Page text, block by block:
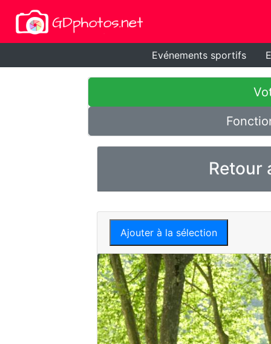
Evénements sportifs
Retour
Ajouter à la sélection